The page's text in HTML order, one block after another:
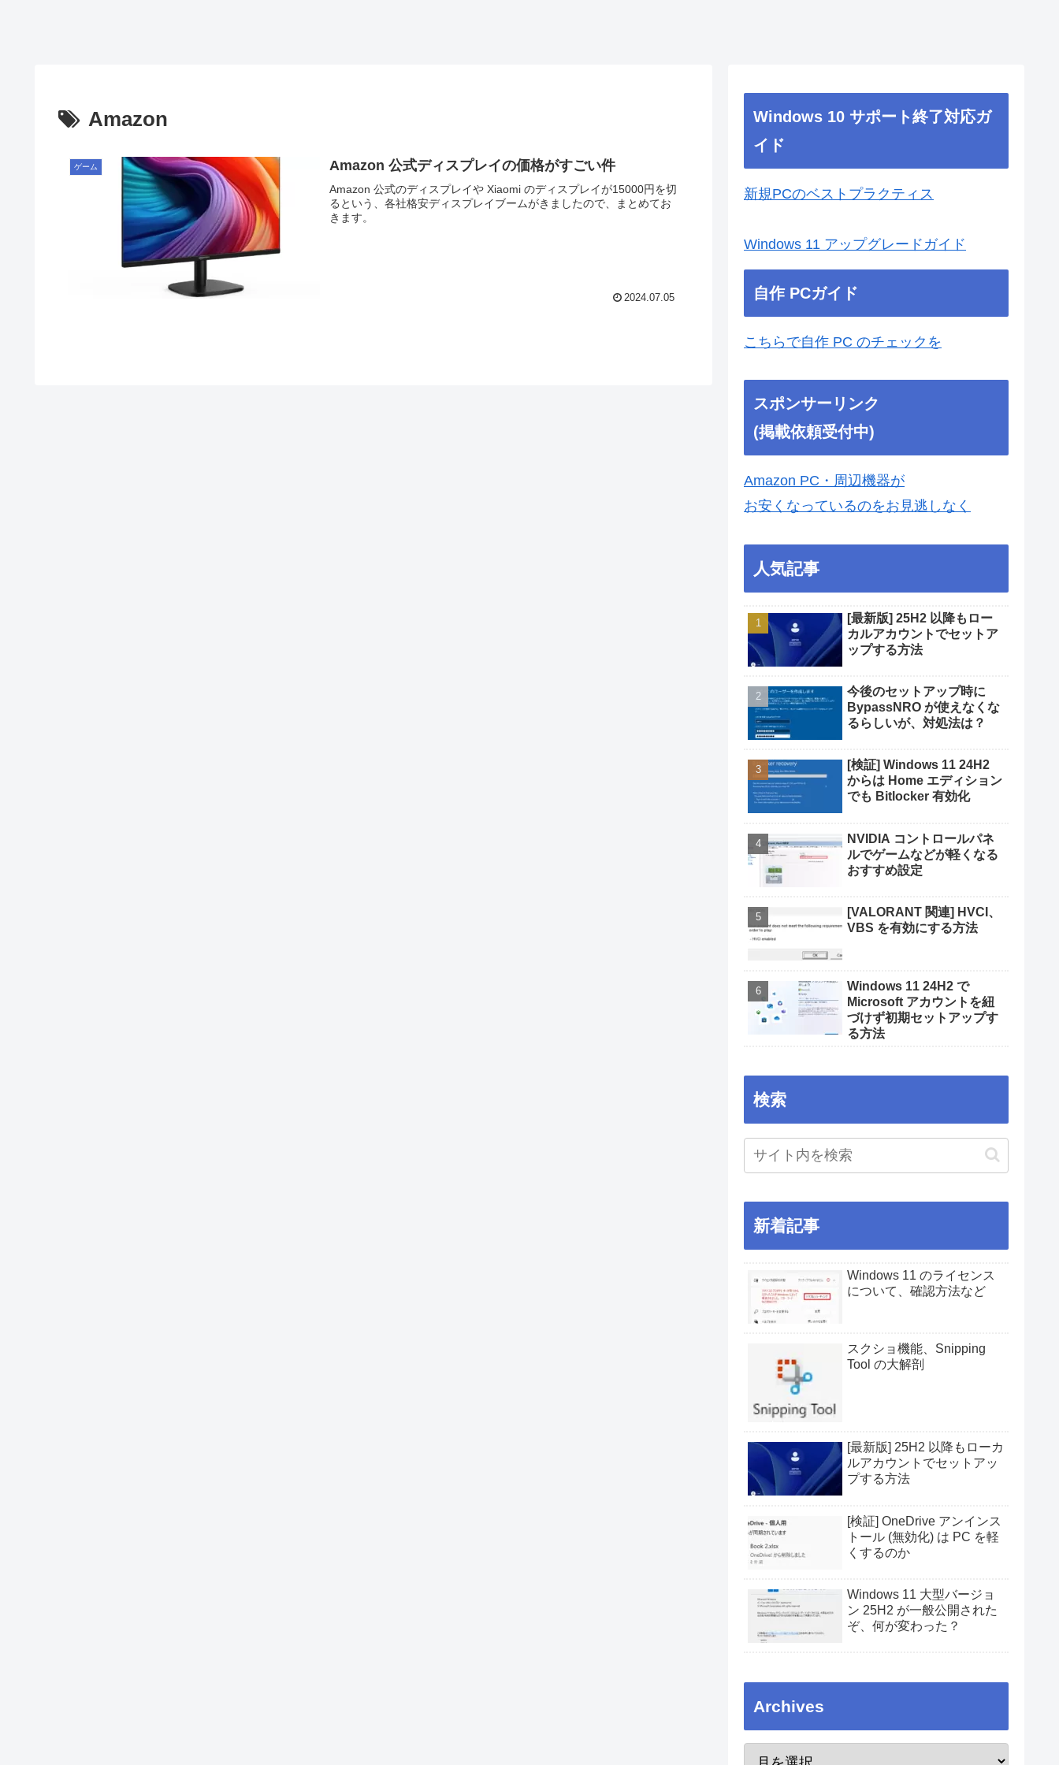
Amazon
ゲーム Amazon 公式ディスプレイの価格がすごい件
Amazon 公式のディスプレイや Xiaomi のディスプレイが15000円を切
るという、各社格安ディスプレイブームがきましたので、まとめてお
きます。
2024.07.05
Windows 10 サポート終了対応ガ
イド
新規PCのベストプラクティス
Windows 11 アップグレードガイド
自作 PCガイド
こちらで自作 PC のチェックを
スポンサーリンク
(掲載依頼受付中)
Amazon PC・周辺機器が
お安くなっているのをお見逃しなく
人気記事
[最新版] 25H2 以降もロー
カルアカウントでセットア
ップする方法
今後のセットアップ時に
BypassNRO が使えなくな
るらしいが、対処法は？
[検証] Windows 11 24H2
からは Home エディション
でも Bitlocker 有効化
NVIDIA コントロールパネ
ルでゲームなどが軽くなる
おすすめ設定
[VALORANT 関連] HVCI、
VBS を有効にする方法
Windows 11 24H2 で
Microsoft アカウントを紐
づけず初期セットアップす
る方法
検索
新着記事
Windows 11 のライセンス
について、確認方法など
スクショ機能、Snipping
Tool の大解剖
[最新版] 25H2 以降もローカ
ルアカウントでセットアッ
プする方法
[検証] OneDrive アンインス
トール (無効化) は PC を軽
くするのか
Windows 11 大型バージョ
ン 25H2 が一般公開された
ぞ、何が変わった？
Archives